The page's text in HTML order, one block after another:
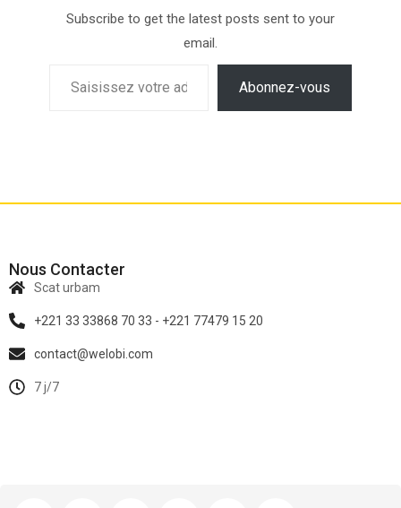
Subscribe to get the latest posts sent to your
email.
Abonnez-vous
Nous Contacter
Scat urbam
+221 33 33868 70 33 - +221 77479 15 20
contact@welobi.com
7 j/7